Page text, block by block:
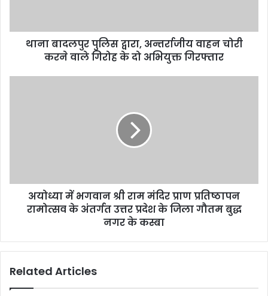
थाना बादलपुर पुलिस द्वारा, अन्तर्राजीय वाहन चोरी
करने वाले गिरोह के दो अभियुक्त गिरफ्तार
अयोध्या में भगवान श्री राम मंदिर प्राण प्रतिष्ठापन
रामोत्सव के अंतर्गत उत्तर प्रदेश के जिला गौतम बुद्ध
नगर के कस्बा
Related Articles